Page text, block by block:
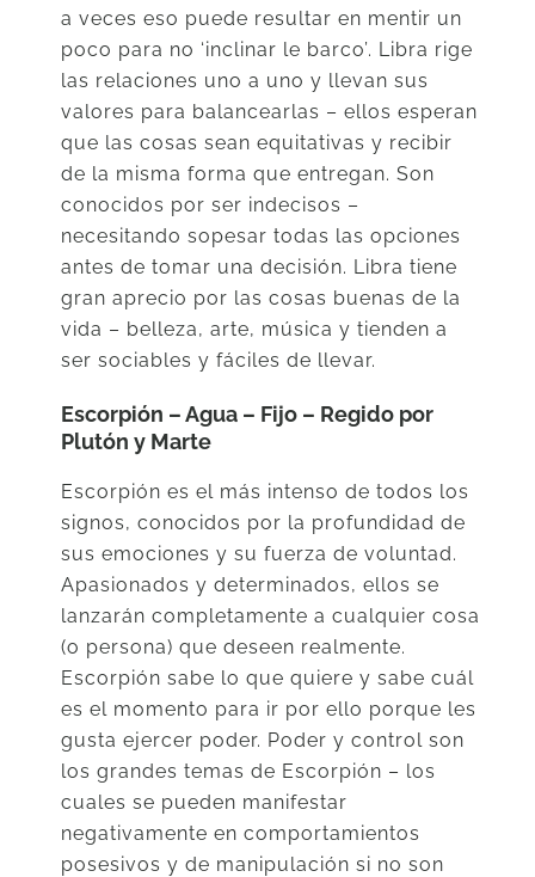
a veces eso puede resultar en mentir un
poco para no ‘inclinar le barco’. Libra rige
las relaciones uno a uno y llevan sus
valores para balancearlas – ellos esperan
que las cosas sean equitativas y recibir
de la misma forma que entregan. Son
conocidos por ser indecisos –
necesitando sopesar todas las opciones
antes de tomar una decisión. Libra tiene
gran aprecio por las cosas buenas de la
vida – belleza, arte, música y tienden a
ser sociables y fáciles de llevar.
Escorpión – Agua – Fijo – Regido por
Plutón y Marte
Escorpión es el más intenso de todos los
signos, conocidos por la profundidad de
sus emociones y su fuerza de voluntad.
Apasionados y determinados, ellos se
lanzarán completamente a cualquier cosa
(o persona) que deseen realmente.
Escorpión sabe lo que quiere y sabe cuál
es el momento para ir por ello porque les
gusta ejercer poder. Poder y control son
los grandes temas de Escorpión – los
cuales se pueden manifestar
negativamente en comportamientos
posesivos y de manipulación si no son